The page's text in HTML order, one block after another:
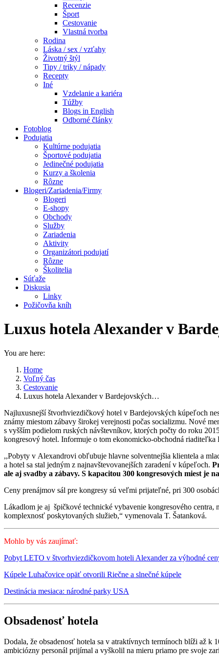
Recenzie
Šport
Cestovanie
Vlastná tvorba
Rodina
Láska / sex / vzťahy
Životný štýl
Tipy / triky / nápady
Recepty
Iné
Vzdelanie a kariéra
Túžby
Blogs in English
Odborné články
Fotoblog
Podujatia
Kultúrne podujatia
Športové podujatia
Jedinečné podujatia
Kurzy a školenia
Rôzne
Blogeri/Zariadenia/Firmy
Blogeri
E-shopy
Obchody
Služby
Zariadenia
Aktivity
Organizátori podujatí
Rôzne
Školitelia
Súťaže
Diskusia
Linky
Požičovňa kníh
Luxus hotela Alexander v
You are here:
Home
Voľný čas
Cestovanie
Luxus hotela Alexander v Bardejovských…
Najluxusnejší štvorhviezdičkový hotel v Bardejovských kúpeľoch
známy miestom zábavy širokej verejnosti počas socializmu. Nové
s vyšším podielom ruských návštevníkov, ktorých počty do roku
kongresový hotel. Informuje o tom ekonomicko-obchodná
,,Pobyty v Alexandrovi obľubuje hlavne solventnejšia klientela a
a hotel sa stal jedným z najnavštevovanejších zaradení v kúpeľoch.
ale aj svadby a zábavy. S kapacitou 300 kongresových miest je
Ceny prenájmov sál pre kongresy sú veľmi prijateľné, pri 300
Lákadlom je aj špičkové technické vybavenie kongresového centra,
komplexnosť poskytovaných služieb,“ vymenovala T. Šatanková.
Mohlo by vás zaujímať:
Pobyt LETO v štvorhviezdičkovom hoteli Alexander za výhodné
Kúpele Luhačovice opäť otvorili Riečne a slnečné kúpele
Destinácia mesiaca: národné parky USA
Obsadenosť hotela
Dodala, že obsadenosť hotela sa v atraktívnych termínoch blíži až k
ambiciózny personál prijímal a vyškolil na mieru priamo pre svoje